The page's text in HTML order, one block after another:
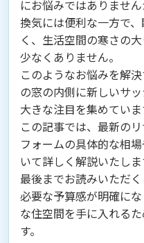
にお悩みではありません
換気には便利な一方で
く、生活空間の寒さの
少なくありません。
このようなお悩みを解
の窓の内側に新しいサ
大きな注目を集めていま
この記事では、最新の
フォームの具体的な相
いて詳しく解説いたしま
最後までお読みいただ
必要な予算感が明確に
な住空間を手に入れる
す。